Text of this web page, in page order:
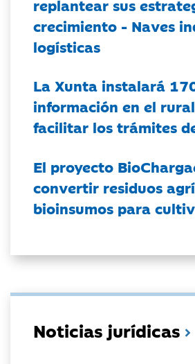
replantear sus
crecimiento - Naves
logísticas
La Xunta instalará
información en el
facilitar los trámites
El proyecto
convertir residuos
bioinsumos para
Noticias jurídicas